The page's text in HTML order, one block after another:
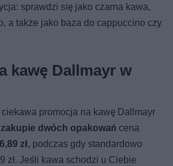
sprawdzi się jako czarna kawa,
a także jako baza do cappuccino czy
kawę Dallmayr w
promocja na kawę Dallmayr
dwóch opakowań cena
zł, podczas gdy standardowo
zł. Jeśli kawa schodzi u Ciebie